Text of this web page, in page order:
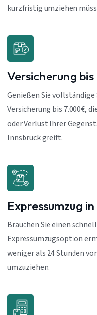
kurzfristig umziehen
Versicherung
Genießen Sie
Versicherung bis 7.000€,
oder Verlust Ihrer
Innsbruck greift.
Expressumzug
Brauchen Sie einen
Expressumzugsoption
weniger als 24 Stunden
umzuziehen.